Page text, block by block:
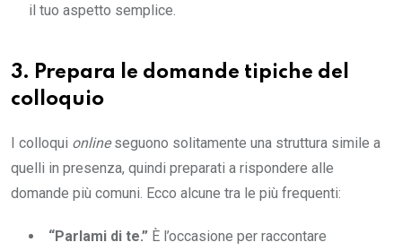
il tuo aspetto semplice.
3. Prepara le domande tipiche del
colloquio
I colloqui onlineseguono solitamente una struttura simile a
quelli in presenza, quindi preparati a rispondere alle
domande più comuni. Ecco alcune tra le più frequenti:
“Parlami di te.” È l’occasione per raccontare